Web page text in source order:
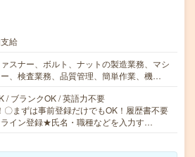
給
ァスナー、ボルト、ナットの製造業務、マシ
、検査業務、品質管理、簡単作業、機…
/ ブランクOK / 英語力不要
まずは事前登録だけでもOK！履歴書不要
イン登録★氏名・職種などを入力す…